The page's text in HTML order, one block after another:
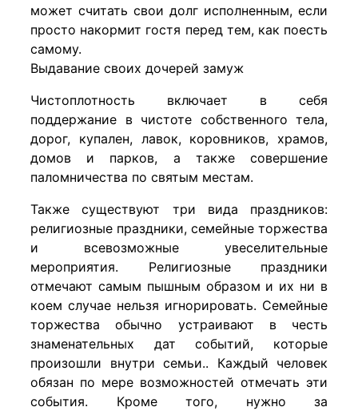
может считать свои долг исполненным, если
просто накормит гостя перед тем, как поесть
самому.
Выдавание своих дочерей замуж
Чистоплотность включает в себя
поддержание в чистоте собственного тела,
дорог, купален, лавок, коровников, храмов,
домов и парков, а также совершение
паломничества по святым местам.
Также существуют три вида праздников:
религиозные праздники, семейные торжества
и всевозможные увеселительные
мероприятия. Религиозные праздники
отмечают самым пышным образом и их ни в
коем случае нельзя игнорировать. Семейные
торжества обычно устраивают в честь
знаменательных дат событий, которые
произошли внутри семьи.. Каждый человек
обязан по мере возможностей отмечать эти
события. Кроме того, нужно за